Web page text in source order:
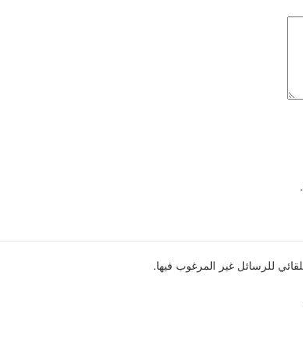
للرسائل غير المرغوب فيها.